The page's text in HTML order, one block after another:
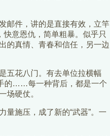
邮件，讲的是直接有效，立竿
意恩仇，简单粗暴。似乎只
的真情、青春和信任，另一边
五花八门。有去单位拉横幅
的……每一种背后，都是一个
场硬仗。
施压，成了新的“武器”。一